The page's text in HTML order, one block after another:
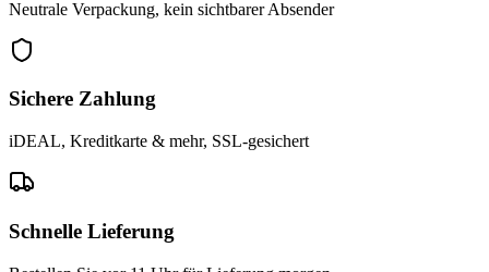
Neutrale Verpackung, kein sichtbarer Absender
Sichere Zahlung
iDEAL, Kreditkarte & mehr, SSL-gesichert
Schnelle Lieferung